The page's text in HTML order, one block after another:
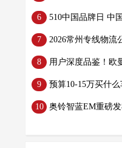
510中国品牌日 中国汽研跻身“2024中国品
2026常州专线物流公司推荐 高时效干
用户深度品鉴！欧曼银河全球价值品鉴之旅西安站
预算10-15万买什么车好？“全能家
奥铃智蓝EM重磅发布，引领中国新